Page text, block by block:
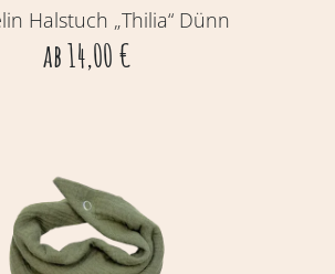
Halstuch „Thilia“ Dünn
ab14,00€